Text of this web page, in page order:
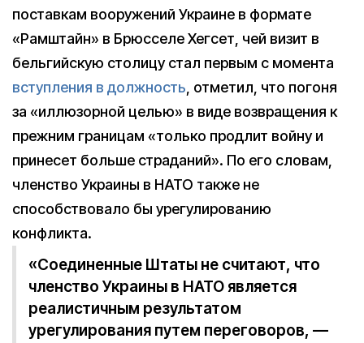
поставкам вооружений Украине в формате
«Рамштайн» в Брюсселе Хегсет, чей визит в
бельгийскую столицу стал первым с момента
вступления в должность, отметил, что погоня
за «иллюзорной целью» в виде возвращения к
прежним границам «только продлит войну и
принесет больше страданий». По его словам,
членство Украины в НАТО также не
способствовало бы урегулированию
конфликта.
«Соединенные Штаты не считают, что
членство Украины в НАТО является
реалистичным результатом
урегулирования путем переговоров, —